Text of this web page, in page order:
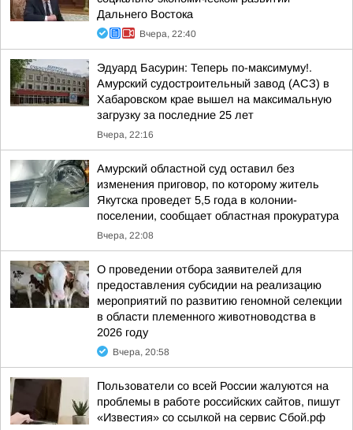
Дальнего Востока
Вчера, 22:40
Эдуард Басурин: Теперь по-максимуму!.
Амурский судостроительный завод (АСЗ) в
Хабаровском крае вышел на максимальную
загрузку за последние 25 лет
Вчера, 22:16
Амурский областной суд оставил без
изменения приговор, по которому житель
Якутска проведет 5,5 года в колонии-
поселении, сообщает областная прокуратура
Вчера, 22:08
О проведении отбора заявителей для
предоставления субсидии на реализацию
мероприятий по развитию геномной селекции
в области племенного животноводства в
2026 году
Вчера, 20:58
Пользователи со всей России жалуются на
проблемы в работе российских сайтов, пишут
«Известия» со ссылкой на сервис Сбой.рф